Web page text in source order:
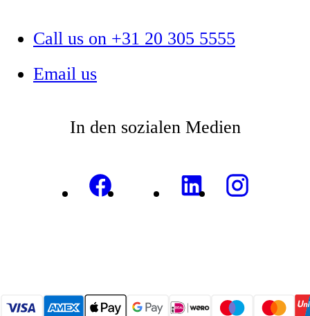
Call us on +31 20 305 5555
Email us
In den sozialen Medien